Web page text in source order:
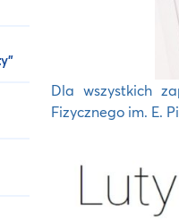
Dla wszystkich
Fizycznego im. E.